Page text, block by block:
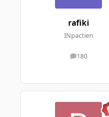
rafiki
INpactien
180
messages